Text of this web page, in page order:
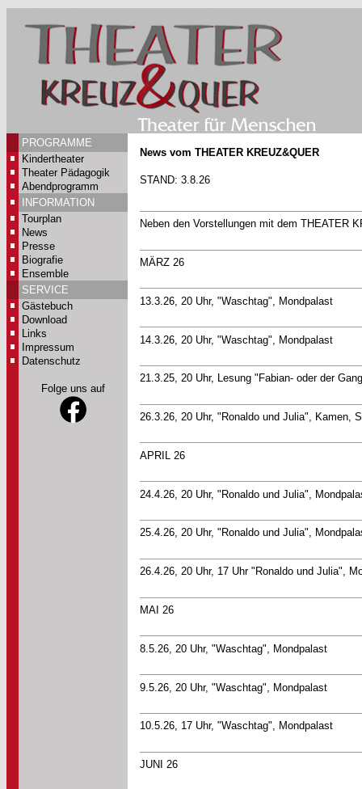
PROGRAMME
Kindertheater
Theater Pädagogik
Abendprogramm
INFORMATION
Tourplan
News
Presse
Biografie
Ensemble
SERVICE
Gästebuch
Download
Links
Impressum
Datenschutz
Folge uns auf
News vom THEATER KREUZ&QUER
STAND: 3.8.26
Neben den Vorstellungen mit dem THEATER
MÄRZ 26
13.3.26, 20 Uhr, "Waschtag", Mondpalast
14.3.26, 20 Uhr, "Waschtag", Mondpalast
21.3.25, 20 Uhr, Lesung "Fabian- oder der
26.3.26, 20 Uhr, "Ronaldo und Julia", Kamen,
APRIL 26
24.4.26, 20 Uhr, "Ronaldo und Julia",
25.4.26, 20 Uhr, "Ronaldo und Julia",
26.4.26, 20 Uhr, 17 Uhr "Ronaldo und Julia",
MAI 26
8.5.26, 20 Uhr, "Waschtag", Mondpalast
9.5.26, 20 Uhr, "Waschtag", Mondpalast
10.5.26, 17 Uhr, "Waschtag", Mondpalast
JUNI 26